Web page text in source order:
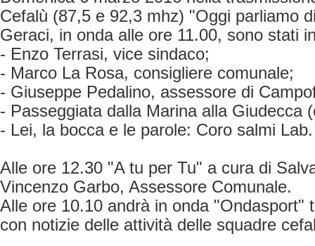
Cefalù (87,5 e 92,3 mhz) "Oggi parliamo
Geraci, in onda alle ore 11.00, sono stati
- Enzo Terrasi, vice sindaco;
- Marco La Rosa, consigliere comunale;
- Giuseppe Pedalino, assessore di
- Passeggiata dalla Marina alla Giudecca
- Lei, la bocca e le parole: Coro salmi Lab.
Alle ore 12.30 "A tu per Tu" a cura di
Vincenzo Garbo, Assessore Comunale.
Alle ore 10.10 andrà in onda "Ondasport"
con notizie delle attività delle squadre